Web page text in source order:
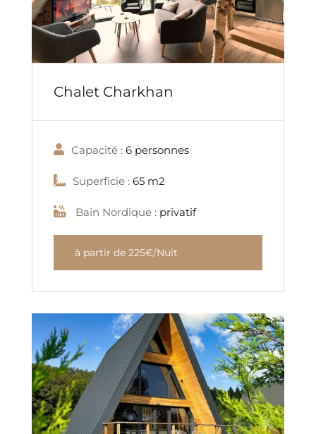
Chalet Charkhan
Capacité : 6 personnes
Superficie : 65 m2
Bain Nordique : privatif
à partir de 225€/Nuit